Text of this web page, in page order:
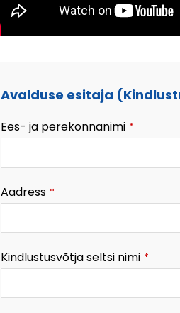
Avalduse esitaja
Ees- ja perekonnanimi *
Aadress *
Kindlustusvõtja seltsi nimi *